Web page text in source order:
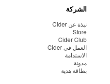
الشركة
نبذة عن Cider
Store
Cider Club
العمل في Cider
الاستدامة
مدونة
بطاقة هدية